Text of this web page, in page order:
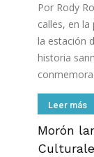
Por Rody
calles, en
la estación
historia
conmemora
Leer más
Morón